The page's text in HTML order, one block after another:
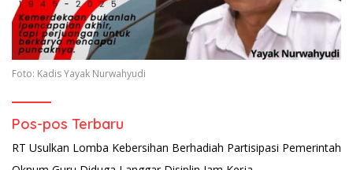
Foto: Kadis Yayak Nurwahyudi
Pos-pos Terbaru
RT Usulkan Lomba Kebersihan Berhadiah Partisipasi Pemerintah